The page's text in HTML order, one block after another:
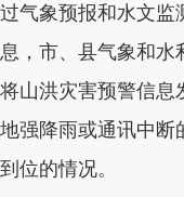
气象预报和水文监
，市、县气象和水
山洪灾害预警信息
强降雨或通讯中断
位的情况。